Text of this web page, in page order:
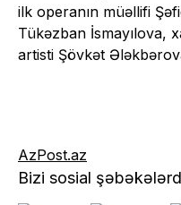
ilk operanın müəllifi
Tükəzban İsmayılova,
artisti Şövkət
AzPost.az
Bizi sosial